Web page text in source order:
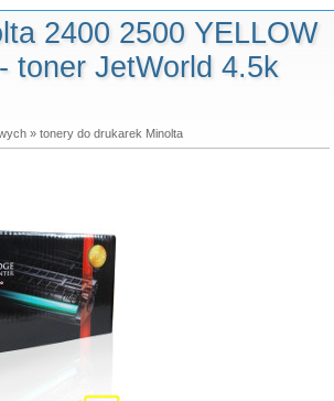
2400 2500 YELLOW
toner JetWorld 4.5k
» tonery do drukarek Minolta